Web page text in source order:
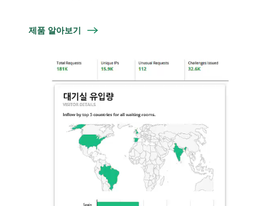
제품 알아보기